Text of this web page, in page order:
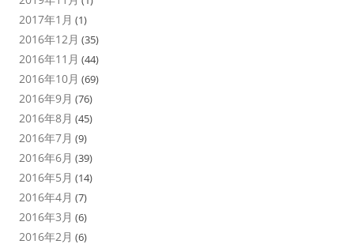
2017年1月 (1)
2016年12月 (35)
2016年11月 (44)
2016年10月 (69)
2016年9月 (76)
2016年8月 (45)
2016年7月 (9)
2016年6月 (39)
2016年5月 (14)
2016年4月 (7)
2016年3月 (6)
2016年2月 (6)